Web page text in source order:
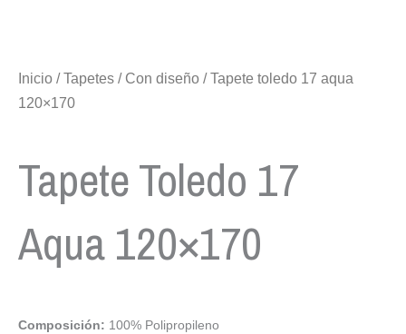
Inicio /Tapetes / Con diseño / Tapete toledo 17 aqua
120×170
Tapete Toledo 17
Aqua 120×170
Composición: 100% Polipropileno